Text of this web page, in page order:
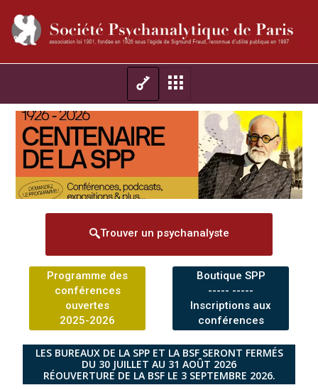
Trouver un psychanalyste
Programme des
conférences
ouvertes
2025-2026
Boutique SPP
----- -----
Inscriptions aux
conférences
LES BUREAUX DE LA SPP ET LA BSF SERONT FERMÉS
DU 30 JUILLET AU 31 AOÛT 2026
RÉOUVERTURE DE LA BSF LE 3 SEPTEMBRE 2026.